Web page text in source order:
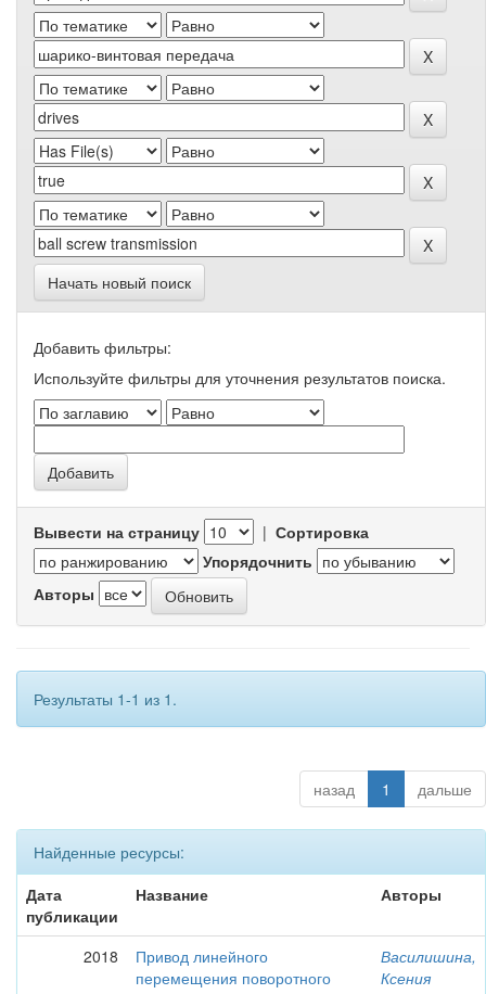
Начать новый поиск
Добавить фильтры:
Используйте фильтры для уточнения результатов поиска.
Вывести на страницу | Сортировка
Упорядочнить
Авторы
Результаты 1-1 из 1.
назад 1 дальше
Найденные ресурсы:
Дата
публикации
Название Авторы
2018
Привод линейного
перемещения поворотного
Василишина,
Ксения